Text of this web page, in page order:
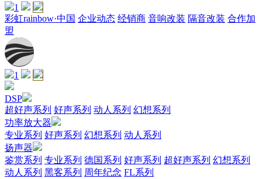
1
彩虹rainbow·中国 企业动态 经销商 音响改装 隔音改装 合作加
盟
1
DSP
超好声系列 好声系列 动人系列 幻想系列
功率放大器
专业系列 好声系列 幻想系列 动人系列
扬声器
鉴赏系列 专业系列 德国系列 好声系列 超好声系列 幻想系列
动人系列 黑客系列 周年纪念 FL系列